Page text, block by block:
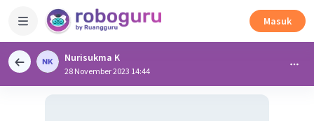
Masuk
Nurisukma K
28 November 2023 14:44